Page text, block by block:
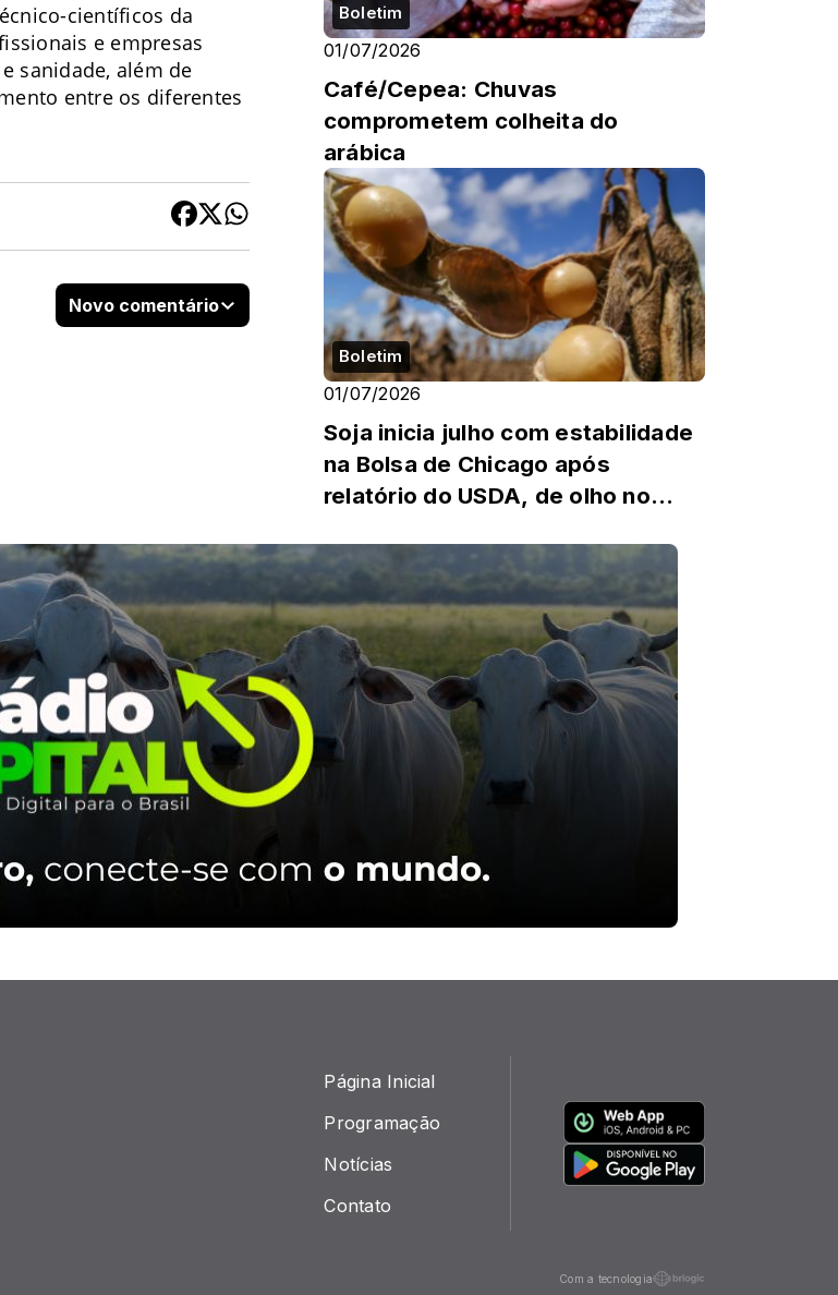
científicos da
e empresas
sanidade, além de
entre os diferentes
Novo comentário
Boletim
01/07/2026
Café/Cepea: Chuvas
comprometem colheita do
arábica
Boletim
01/07/2026
Soja inicia julho com estabilidade
na Bolsa de Chicago após
relatório do USDA, de olho no
Página Inicial
Programação
Notícias
Contato
Com a tecnologia